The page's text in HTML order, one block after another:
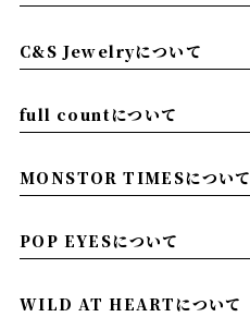
C&S Jewelryについて
full countについて
MONSTOR TIMESについて
POP EYESについて
WILD AT HEARTについて